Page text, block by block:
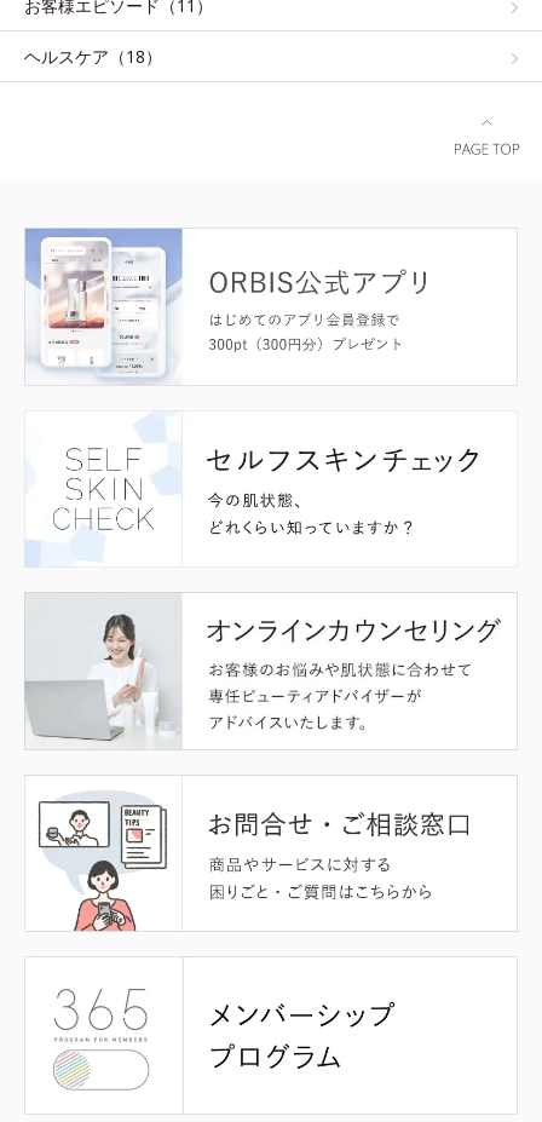
お客様エピソード（11）
ヘルスケア（18）